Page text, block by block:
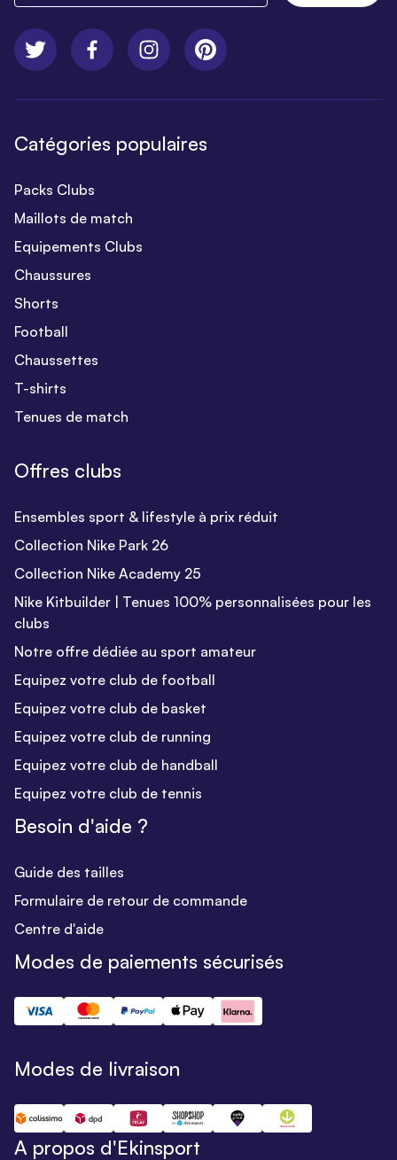
Catégories populaires
Packs Clubs
Maillots de match
Equipements Clubs
Chaussures
Shorts
Football
Chaussettes
T-shirts
Tenues de match
Offres clubs
Ensembles sport & lifestyle à prix réduit
Collection Nike Park 26
Collection Nike Academy 25
Nike Kitbuilder | Tenues 100% personnalisées pour les
clubs
Notre offre dédiée au sport amateur
Equipez votre club de football
Equipez votre club de basket
Equipez votre club de running
Equipez votre club de handball
Equipez votre club de tennis
Besoin d'aide ?
Guide des tailles
Formulaire de retour de commande
Centre d'aide
Modes de paiements sécurisés
Modes de livraison
A propos d'Ekinsport